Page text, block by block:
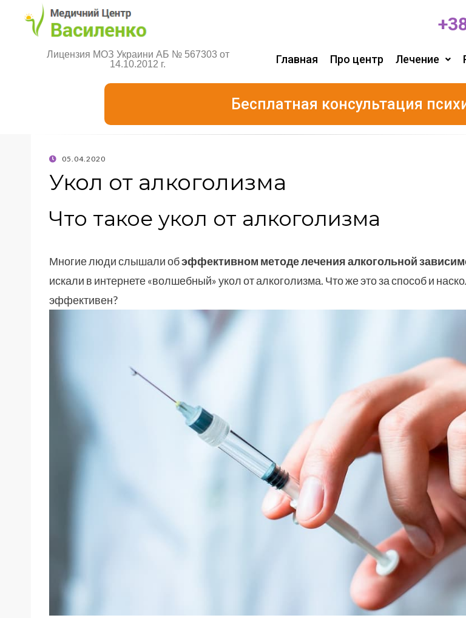
Лицензия МОЗ Украини АБ № 567303 от
14.10.2012 г.
Главная Про центр Лечение
Бесплатная консультация
05.04.2020
Укол от алкоголизма
Что такое укол от алкоголизма
Многие люди слышали обэффективном методе лечения алкогольной
искали в интернете «волшебный» укол от алкоголизма. Что же это за способ и
эффективен?